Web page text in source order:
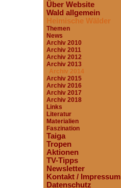
Über Website
Wald allgemein
Heimische Wälder
Themen
News
Archiv 2010
Archiv 2011
Archiv 2012
Archiv 2013
Archiv 2014
Archiv 2015
Archiv 2016
Archiv 2017
Archiv 2018
Links
Literatur
Materialien
Faszination
Taiga
Tropen
Aktionen
TV-Tipps
Newsletter
Kontakt / Impressum
Datenschutz